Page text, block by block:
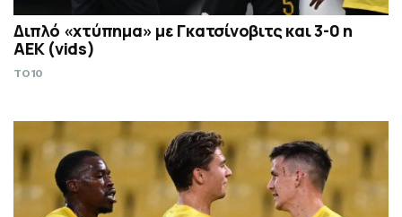
Διπλό «χτύπημα» με Γκατσίνοβιτς και 3-0 η
ΑΕΚ (vids)
TO10